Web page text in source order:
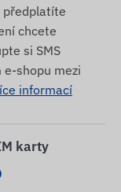
předplatíte
chcete
si SMS
shopu mezi
informací
karty